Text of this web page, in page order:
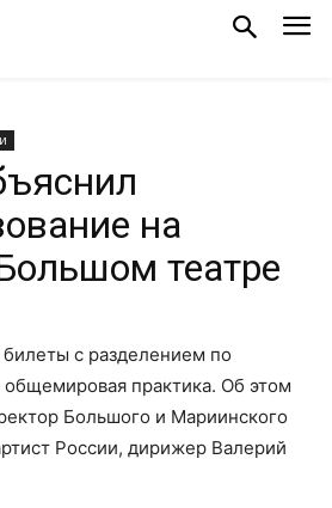
на
театре
с разделением по
практика. Об этом
Большого и Мариинского
России, дирижер Валерий